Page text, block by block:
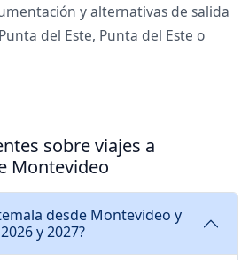
y alternativas de salida
del Este, Punta del Este o
sobre viajes a
Montevideo
desde Montevideo y
y 2027?